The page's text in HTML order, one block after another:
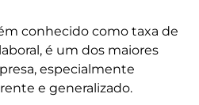
conhecido como taxa de
é um dos maiores
especialmente
e generalizado.